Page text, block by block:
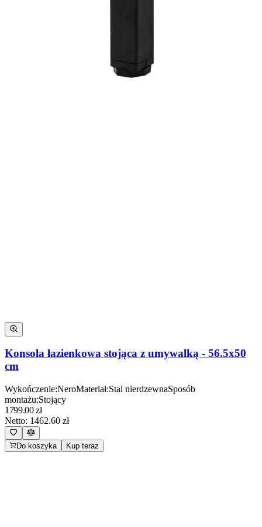
Konsola łazienkowa stojąca z umywalką - 56.5x50
cm
Wykończenie:NeroMateriał:Stal nierdzewnaSposób
montażu:Stojący
1799.00zł
Netto: 1462.60 zł
Do koszyka Kup teraz